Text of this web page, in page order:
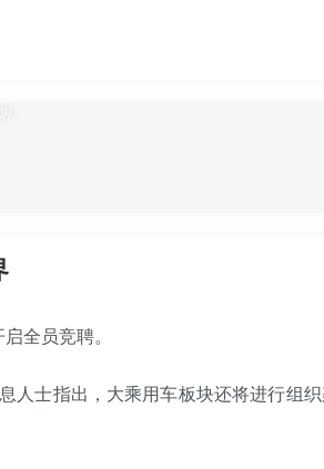
全员竞聘。
人士指出，大乘用车板块还将进行组